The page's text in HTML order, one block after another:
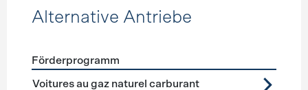
Alternative Antriebe
Förderprogramme Alternative Antriebe
Förderprogramm
Voitures au gaz naturel carburant